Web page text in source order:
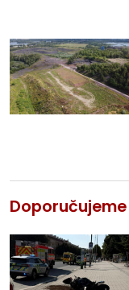
Doporučujeme